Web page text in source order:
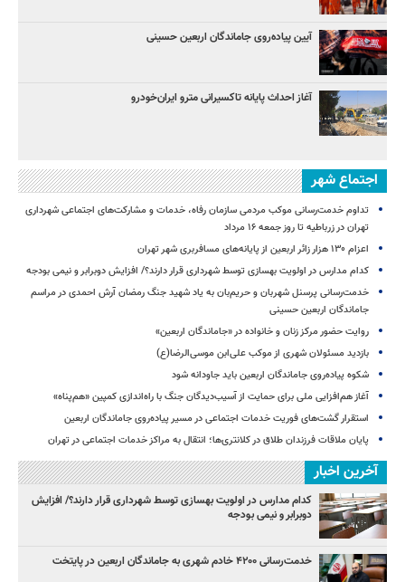
آیین پیاده‌روی جاماندگان اربعین حسینی
آغاز احداث پایانه تاکسیرانی مترو ایران‌خودرو
اجتماع شهر
تداوم خدمت‌رسانی موکب مردمی سازمان رفاه، خدمات و مشارکت‌های اجتماعی شهرداری
تهران در زرباطیه تا روز جمعه ۱۶ مرداد
اعزام ۱۳۰ هزار زائر اربعین از پایانه‌های مسافربری شهر تهران
کدام مدارس در اولویت بهسازی توسط شهرداری قرار دارند؟/ افزایش دوبرابر و نیمی بودجه
خدمت‌رسانی پرسنل شهربان و حریم‌بان به یاد شهید جنگ رمضان آرش احمدی در مراسم
جاماندگان اربعین حسینی
روایت حضور مرکز زنان و خانواده در «جاماندگان اربعین»
بازدید مسئولان شهری از موکب علی‌ابن موسی‌الرضا(ع)
شکوه پیاده‌روی جاماندگان اربعین باید جاودانه شود
آغاز هم‌افزایی ملی برای حمایت از آسیب‌دیدگان جنگ با راه‌اندازی کمپین «هم‌پناه»
استقرار گشت‌های فوریت خدمات اجتماعی در مسیر پیاده‌روی جاماندگان اربعین
پایان ملاقات فرزندان طلاق در کلانتری‌ها؛ انتقال به مراکز خدمات اجتماعی در تهران
آخرین اخبار
کدام مدارس در اولویت بهسازی توسط شهرداری قرار دارند؟/ افزایش
دوبرابر و نیمی بودجه
خدمت‌رسانی ۴۲۰۰ خادم شهری به جاماندگان اربعین در پایتخت